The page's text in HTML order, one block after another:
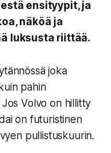
ensityypit, ja
näköä ja
luksusta riittää.
joka
pahin
Volvo on hillitty
on futuristinen
pullistuskuurin.